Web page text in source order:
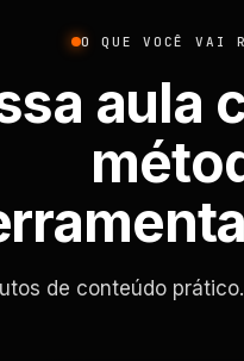
O QUE VOCÊ VAI
aula
de conteúdo